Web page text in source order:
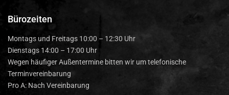
Bürozeiten
Montags und Freitags 10:00 – 12:30 Uhr
Dienstags 14:00 – 17:00 Uhr
Wegen häufiger Außentermine bitten wir um telefonische
Terminvereinbarung
Pro A: Nach Vereinbarung